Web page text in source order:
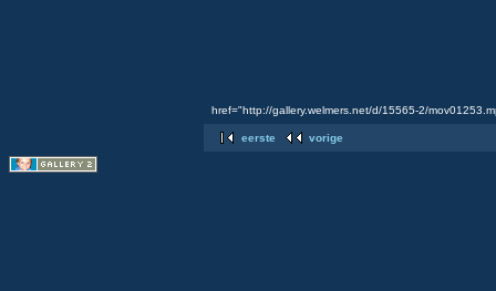
href="http://gallery.welmers.net/d/15565-2/
eerste vorige